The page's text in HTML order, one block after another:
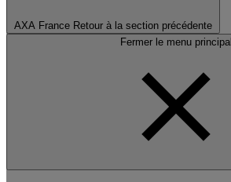
AXA France Retour à la section précédente
Fermer le menu principal